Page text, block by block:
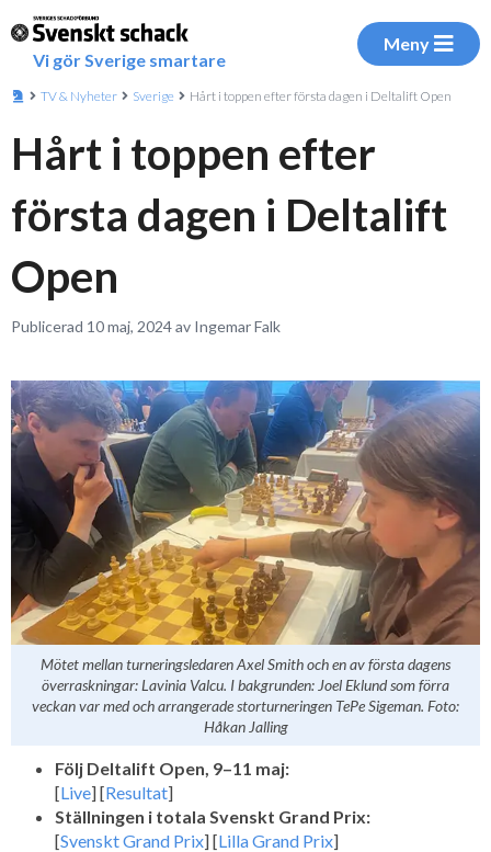
Vi gör Sverige smartare
Meny
TV & Nyheter Sverige Hårt i toppen efter första dagen i Deltalift Open
Hårt i toppen efter
första dagen i Deltalift
Open
Publicerad 10 maj, 2024 av Ingemar Falk
Mötet mellan turneringsledaren Axel Smith och en av första dagens
överraskningar: Lavinia Valcu. I bakgrunden: Joel Eklund som förra
veckan var med och arrangerade storturneringen TePe Sigeman. Foto:
Håkan Jalling
Följ Deltalift Open, 9–11 maj:
[Live] [Resultat]
Ställningen i totala Svenskt Grand Prix:
[Svenskt Grand Prix] [Lilla Grand Prix]